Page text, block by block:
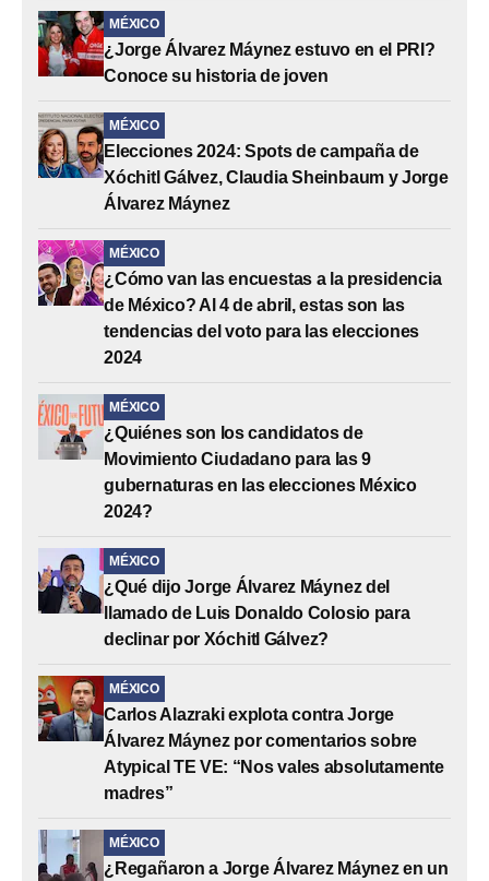
MÉXICO
¿Jorge Álvarez Máynez estuvo en el PRI?
Conoce su historia de joven
MÉXICO
Elecciones 2024: Spots de campaña de
Xóchitl Gálvez, Claudia Sheinbaum y Jorge
Álvarez Máynez
MÉXICO
¿Cómo van las encuestas a la presidencia
de México? Al 4 de abril, estas son las
tendencias del voto para las elecciones
2024
MÉXICO
¿Quiénes son los candidatos de
Movimiento Ciudadano para las 9
gubernaturas en las elecciones México
2024?
MÉXICO
¿Qué dijo Jorge Álvarez Máynez del
llamado de Luis Donaldo Colosio para
declinar por Xóchitl Gálvez?
MÉXICO
Carlos Alazraki explota contra Jorge
Álvarez Máynez por comentarios sobre
Atypical TE VE: “Nos vales absolutamente
madres”
MÉXICO
¿Regañaron a Jorge Álvarez Máynez en un